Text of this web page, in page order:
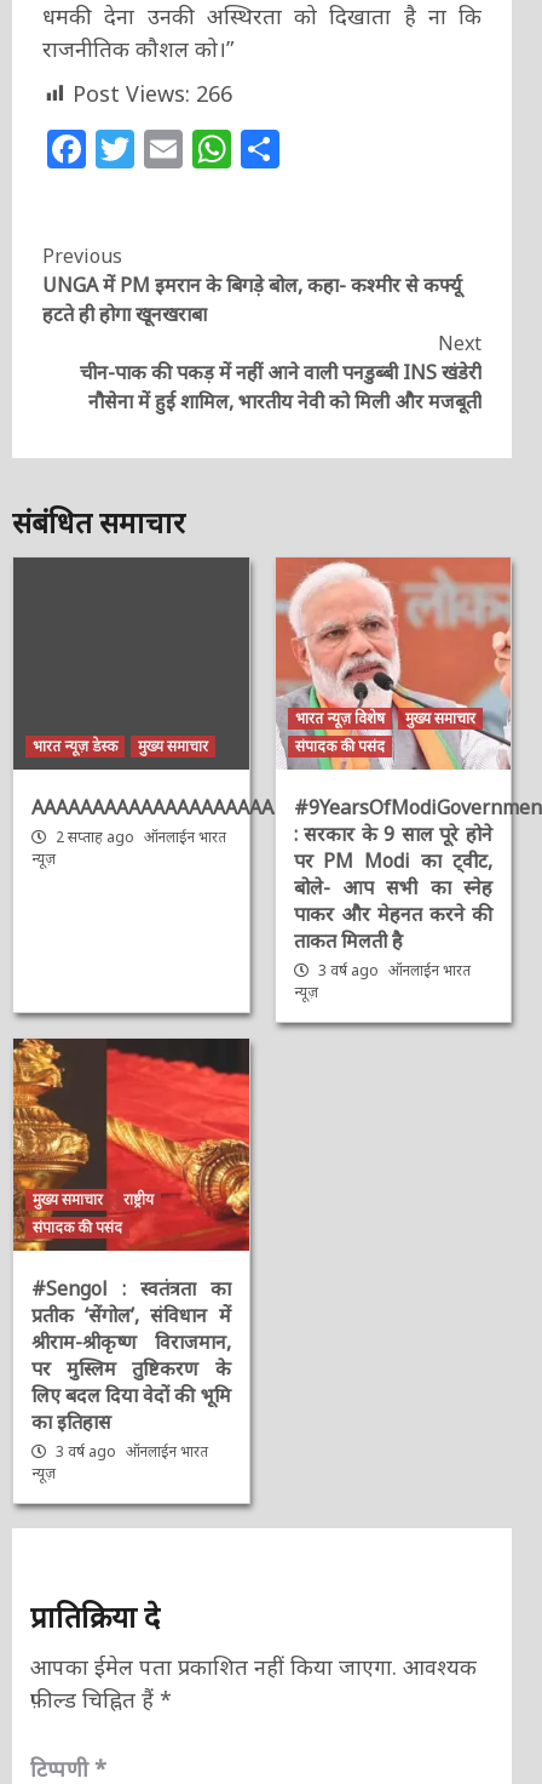
धमकी देना उनकी अस्थिरता को दिखाता है ना कि
राजनीतिक कौशल को।”
Post Views: 266
Facebook
Twitter
EmailWhatsApp
Continue
Reading
Previous
UNGA में PM इमरान के बिगड़े बोल, कहा- कश्मीर से कर्फ्यू
हटते ही होगा खूनखराबा
Next
चीन-पाक की पकड़ में नहीं आने वाली पनडुब्बी INS खंडेरी
नौसेना में हुई शामिल, भारतीय नेवी को मिली और मजबूती
संबंधित समाचार
भारत न्यूज़ डेस्क मुख्य समाचार
AAAAAAAAAAAAAAAAAAAAAAAAAAAAAAAAA
2 सप्ताह ago ऑनलाईन भारत
न्यूज़
भारत न्यूज़ विशेष
मुख्य समाचार
संपादक की पसंद
: सरकार के 9 साल पूरे होने
पर PM Modi का ट्वीट,
बोले- आप सभी का स्नेह
पाकर और मेहनत करने की
ताकत मिलती है
3 वर्ष ago ऑनलाईन भारत
न्यूज़
मुख्य समाचार
राष्ट्रीय
संपादक की पसंद
#Sengol : स्वतंत्रता का
प्रतीक ‘सेंगोल’, संविधान में
श्रीराम-श्रीकृष्ण विराजमान,
पर मुस्लिम तुष्टिकरण के
लिए बदल दिया वेदों की भूमि
का इतिहास
3 वर्ष ago ऑनलाईन भारत
न्यूज़
प्रातिक्रिया दे
आपका ईमेल पता प्रकाशित नहीं किया जाएगा. आवश्यक
फ़ील्ड चिह्नित हैं *
टिप्पणी*